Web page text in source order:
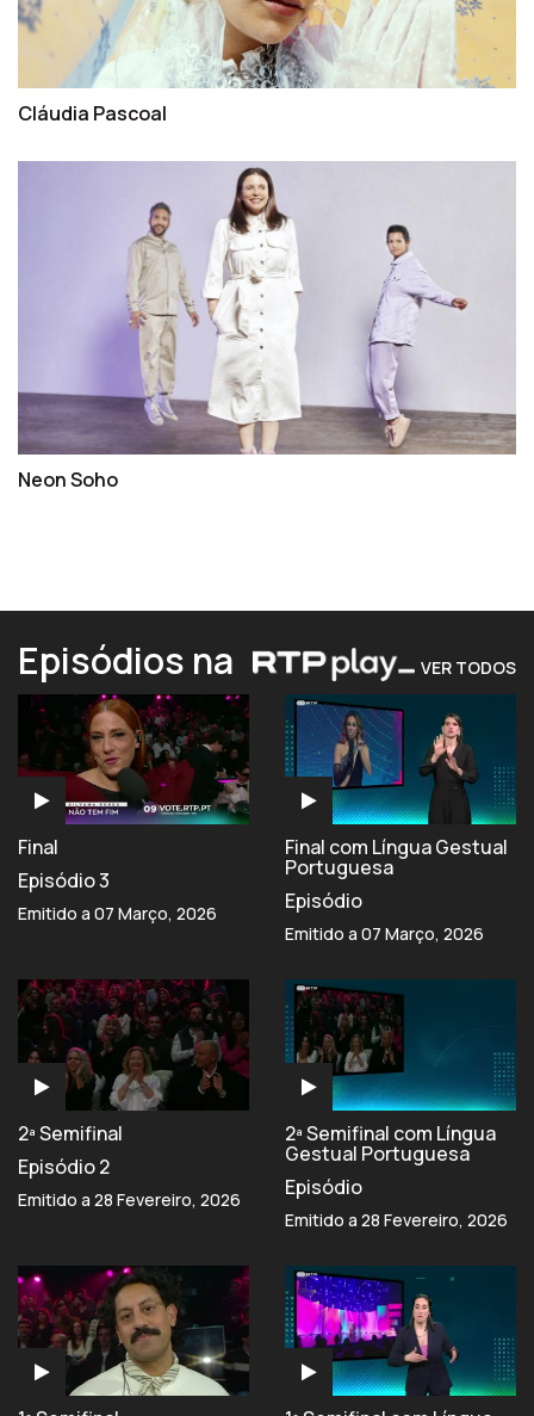
Cláudia Pascoal
Neon Soho
Episódios na VER TODOS
Final
Episódio 3
Emitido a 07 Março, 2026
Final com Língua Gestual
Portuguesa
Episódio
Emitido a 07 Março, 2026
2ª Semifinal
Episódio 2
Emitido a 28 Fevereiro, 2026
2ª Semifinal com Língua
Gestual Portuguesa
Episódio
Emitido a 28 Fevereiro, 2026